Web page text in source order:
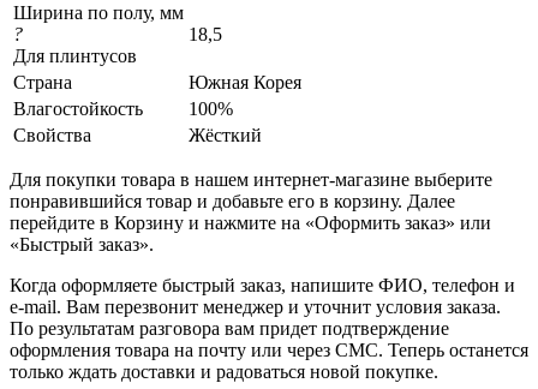
Ширина по полу, мм
?
Для плинтусов
18,5
Страна
Южная Корея
Влагостойкость
100%
Свойства
Жёсткий
Для покупки товара в нашем интернет-магазине выберите
понравившийся товар и добавьте его в корзину. Далее
перейдите в Корзину и нажмите на «Оформить заказ» или
«Быстрый заказ».
Когда оформляете быстрый заказ, напишите ФИО, телефон и
e-mail. Вам перезвонит менеджер и уточнит условия заказа.
По результатам разговора вам придет подтверждение
оформления товара на почту или через СМС. Теперь останется
только ждать доставки и радоваться новой покупке.